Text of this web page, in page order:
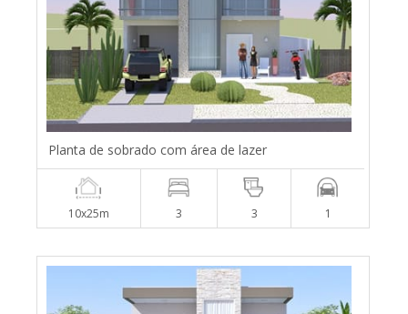
Planta de sobrado com área de lazer
10x25m 3 3 1